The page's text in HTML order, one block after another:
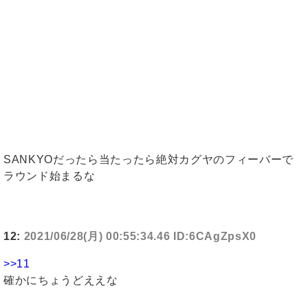
SANKYOだったら当たったら絶対カグヤのフィーバーで
ラウンド始まるな
12: 2021/06/28(月) 00:55:34.46 ID:6CAgZpsX0
>>11
確かにちょうどええな